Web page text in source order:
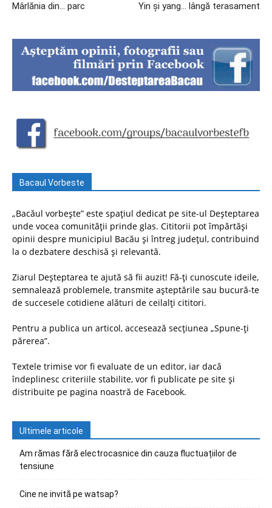
Mârlănia din… parc Yin și yang… lângă terasament
Bacaul Vorbeste
„Bacăul vorbește” este spațiul dedicat pe site-ul Deșteptarea
unde vocea comunității prinde glas. Cititorii pot împărtăși
opinii despre municipiul Bacău și întreg județul, contribuind
la o dezbatere deschisă și relevantă.
Ziarul Deșteptarea te ajută să fii auzit! Fă-ți cunoscute ideile,
semnalează problemele, transmite așteptările sau bucură-te
de succesele cotidiene alături de ceilalți cititori.
Pentru a publica un articol, accesează secțiunea „Spune-ți
părerea”.
Textele trimise vor fi evaluate de un editor, iar dacă
îndeplinesc criteriile stabilite, vor fi publicate pe site și
distribuite pe pagina noastră de Facebook.
Ultimele articole
Am rămas fără electrocasnice din cauza fluctuațiilor de
tensiune
Cine ne invită pe watsap?